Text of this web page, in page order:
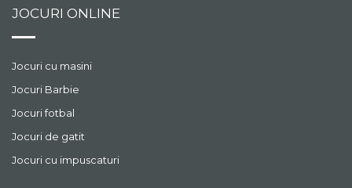
JOCURI ONLINE
Jocuri cu masini
Jocuri Barbie
Jocuri fotbal
Jocuri de gatit
Jocuri cu impuscaturi